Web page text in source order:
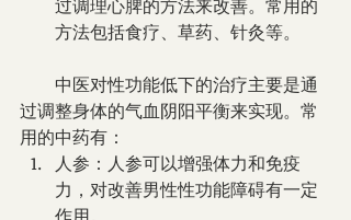
过调理心脾的方法来改善。常用的
方法包括食疗、草药、针灸等。
过调整身体的气血阴阳平衡来实现。常
用的中药有：
人参：人参可以增强体力和免疫
力，对改善男性性功能障碍有一定